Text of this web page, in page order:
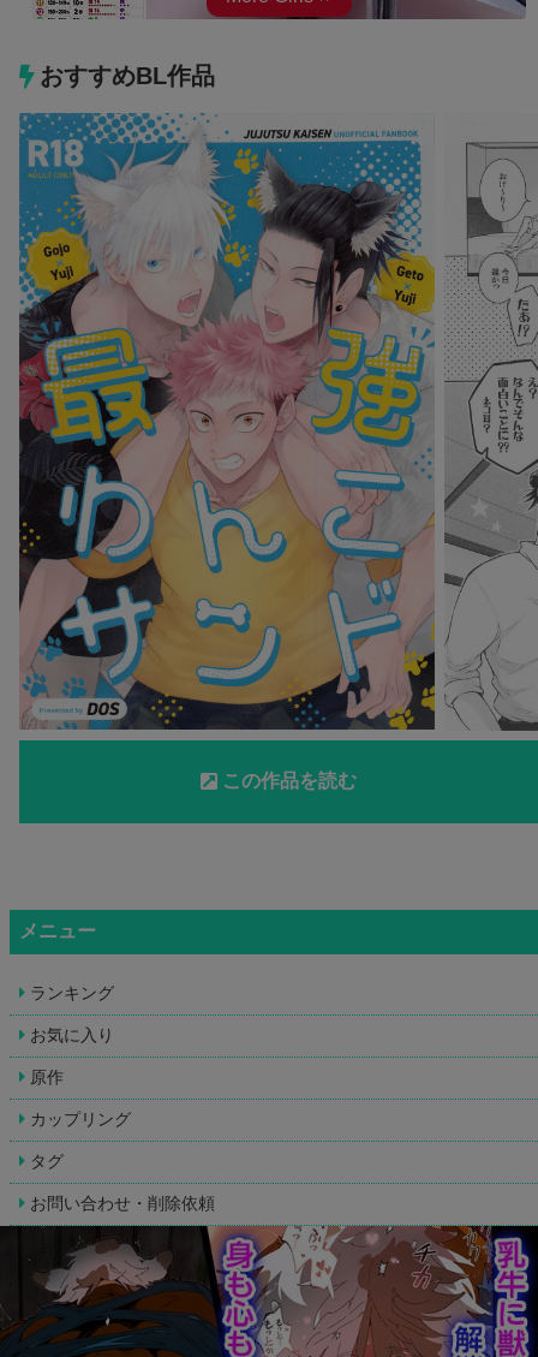
おすすめBL作品
この作品を読む
メニュー
ランキング
お気に入り
原作
カップリング
タグ
お問い合わせ・削除依頼